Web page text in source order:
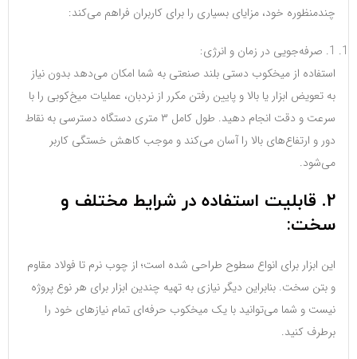
چندمنظوره خود، مزایای بسیاری را برای کاربران فراهم می‌کند:
1. صرفه‌جویی در زمان و انرژی:
استفاده از میخکوب دستی بلند صنعتی به شما امکان می‌دهد بدون نیاز
به تعویض ابزار یا بالا و پایین رفتن مکرر از نردبان، عملیات میخ‌کوبی را با
سرعت و دقت انجام دهید. طول کامل ۳ متری دستگاه دسترسی به نقاط
دور و ارتفاع‌های بالا را آسان می‌کند و موجب کاهش خستگی کاربر
می‌شود.
2. قابلیت استفاده در شرایط مختلف و
سخت:
این ابزار برای انواع سطوح طراحی شده است؛ از چوب نرم تا فولاد مقاوم
و بتن سخت. بنابراین دیگر نیازی به تهیه چندین ابزار برای هر نوع پروژه
نیست و شما می‌توانید با یک میخکوب حرفه‌ای تمام نیازهای خود را
برطرف کنید.